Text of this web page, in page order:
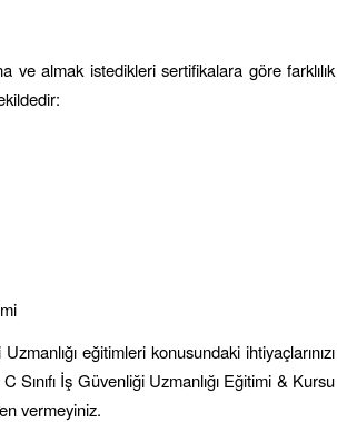
ve almak istedikleri sertifikalara göre farklılık
eğitimleri konusundaki ihtiyaçlarınızı
Sınıfı İş Güvenliği Uzmanlığı Eğitimi & Kursu
vermeyiniz.